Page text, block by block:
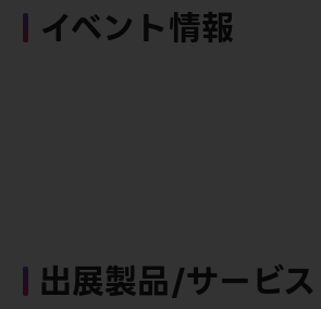
イベント情報
出展製品/サービス